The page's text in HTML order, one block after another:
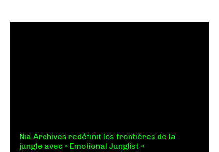
Nia Archives redéfinit les frontières de la
jungle avec « Emotional Junglist »